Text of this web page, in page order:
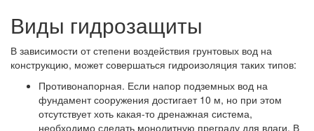
Виды гидрозащиты
В зависимости от степени воздействия грунтовых вод на
конструкцию, может совершаться гидроизоляция таких типов:
Противонапорная. Если напор подземных вод на
фундамент сооружения достигает 10 м, но при этом
отсутствует хоть какая-то дренажная система,
необходимо сделать монолитную преграду для влаги. В